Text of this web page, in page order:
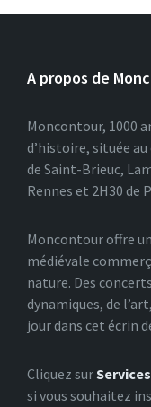
A propos de
Moncontour, 1000
d’histoire, située
de Saint-Brieuc,
Rennes et 2H30 de
Moncontour offre
médiévale
nature. Des
dynamiques, de
jour dans cet écrin
Cliquez sur
si vous souhaitez